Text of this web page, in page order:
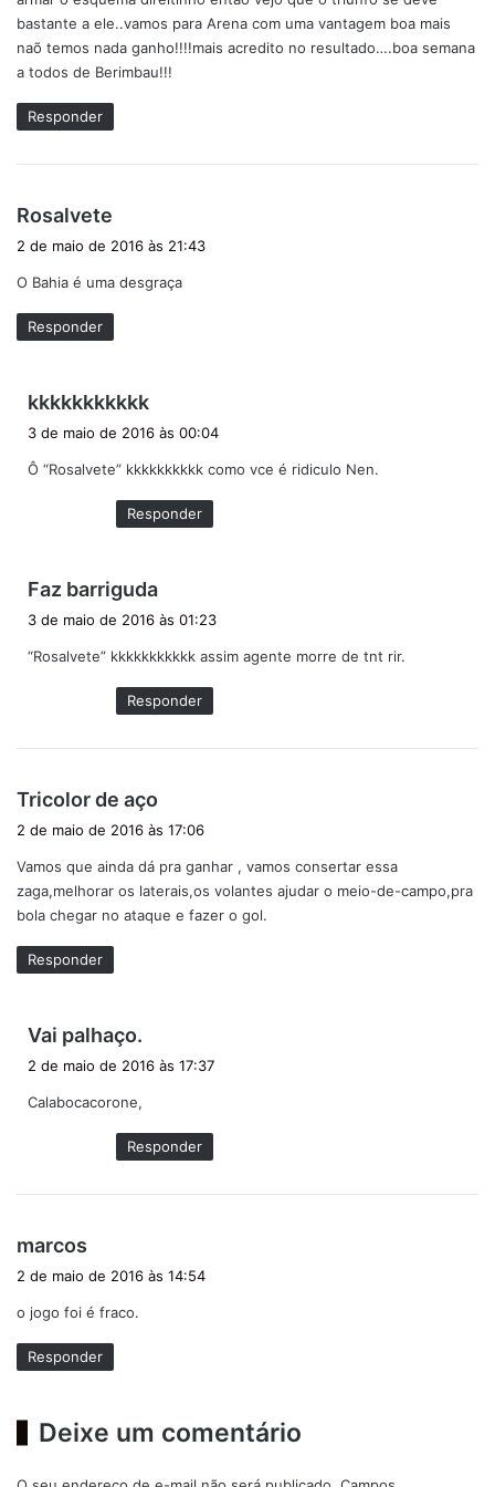
bastante a ele..vamos para Arena com uma vantagem boa mais
naõ temos nada ganho!!!!mais acredito no resultado….boa semana
a todos de Berimbau!!!
Responder
Rosalvete
s
e
:
2 de maio de 2016 às 21:43
O Bahia é uma desgraça
Responder
kkkkkkkkkkk
s
e
:
3 de maio de 2016 às 00:04
Ô “Rosalvete” kkkkkkkkkk como vce é ridiculo Nen.
Responder
Faz barriguda
s
e
:
3 de maio de 2016 às 01:23
“Rosalvete” kkkkkkkkkkk assim agente morre de tnt rir.
Responder
Tricolor de aço
s
e
:
2 de maio de 2016 às 17:06
Vamos que ainda dá pra ganhar , vamos consertar essa
zaga,melhorar os laterais,os volantes ajudar o meio-de-campo,pra
bola chegar no ataque e fazer o gol.
Responder
Vai palhaço.
e
:
2 de maio de 2016 às 17:37
Calabocacorone,
Responder
marcos
s
e
:
2 de maio de 2016 às 14:54
o jogo foi é fraco.
Responder
Deixe um comentário